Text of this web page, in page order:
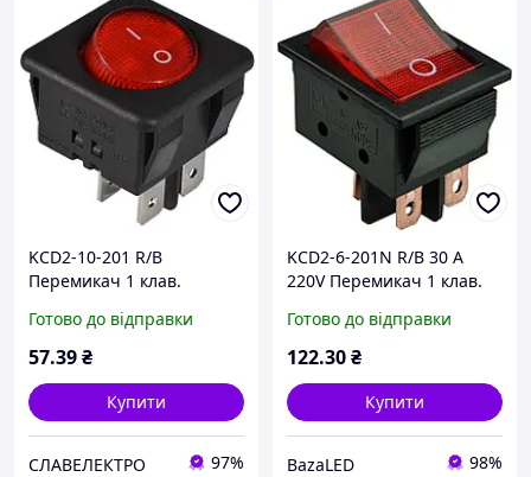
KCD2-10-201 R/B
Перемикач 1 клав.
Готово до відправки
57.39₴
Купити
СЛАВЕЛЕКТРО 97%
KCD2-6-201N R/B 30 А
220V Перемикач 1 клав.
підсвічуванням
Готово до відправки
122.30₴
Купити
BazaLED 98%